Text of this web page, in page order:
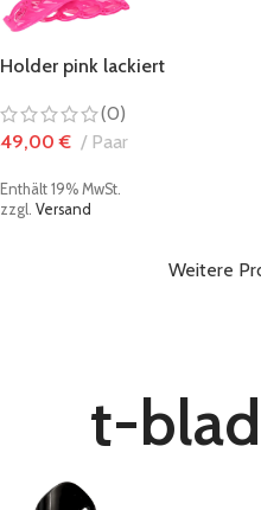
Holder pink lackiert
(0)
49,00€ Paar
Enthält 19% MwSt.
zzgl. Versand
Weitere
t-